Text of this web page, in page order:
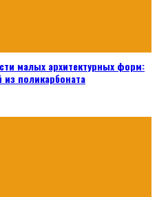
малых архитектурных форм:
поликарбоната